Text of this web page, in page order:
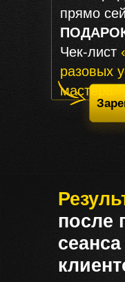
прямо
Чек-лист
разовых
мастера»
после
сеанса